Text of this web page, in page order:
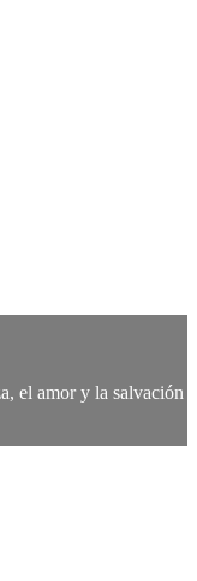
el amor y la salvación